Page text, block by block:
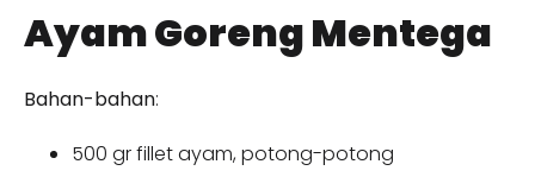
Ayam Goreng Mentega
Bahan-bahan:
500 gr fillet ayam, potong-potong